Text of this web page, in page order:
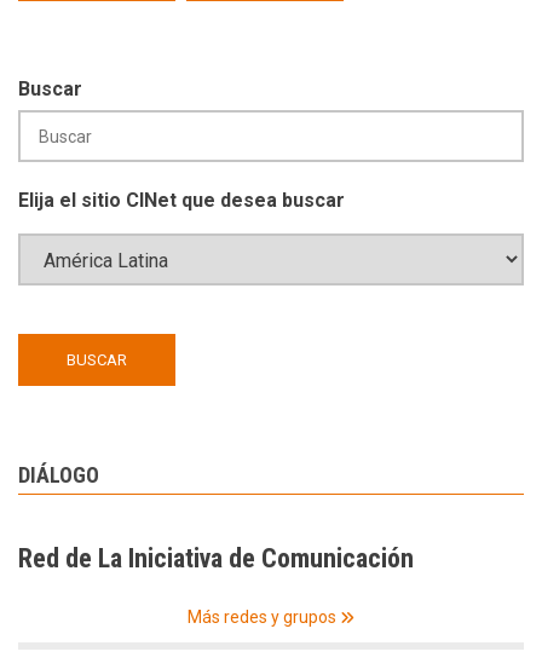
Buscar
Elija el sitio CINet que desea buscar
DIÁLOGO
Red de La Iniciativa de Comunicación
Más redes y grupos